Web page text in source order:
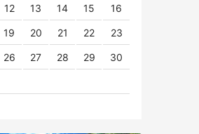
12 13 14 15 16
19 20 21 22 23
26 27 28 29 30